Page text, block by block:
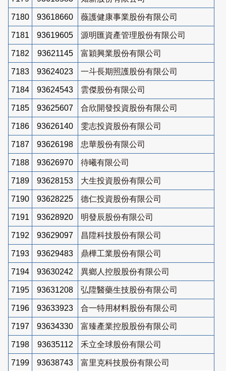
7180 93618660 薇護健康事業股份有限公司
7181 93619605 源明匯資產管理股份有限公司
7182 93621145 富穎興業股份有限公司
7183 93624023 一斗長期照護股份有限公司
7184 93624543 雲傑股份有限公司
7185 93625607 合欣開發投資股份有限公司
7186 93626140 雯志投資股份有限公司
7187 93626198 忠華股份有限公司
7188 93626970 待曦有限公司
7189 93628153 大生投資股份有限公司
7190 93628225 德仁投資股份有限公司
7191 93628920 明發辰股份有限公司
7192 93629097 昌陞科技股份有限公司
7193 93629483 鼎樺工業股份有限公司
7194 93630242 異鄉人控股股份有限公司
7195 93631208 弘陞醫藥生技股份有限公司
7196 93633923 合一特用材料股份有限公司
7197 93634330 富臻產業控股股份有限公司
7198 93635112 禾立全球股份有限公司
7199 93638743 富里克科技股份有限公司